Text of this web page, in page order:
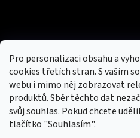
Pro personalizaci obsahu a
cookies třetích stran. S vaším
webu i mimo něj zobrazovat
produktů. Sběr těchto dat
svůj souhlas. Pokud chcete
tlačítko "Souhlasím".